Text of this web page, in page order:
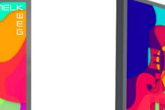
Αφήστε ένα
We bellen je